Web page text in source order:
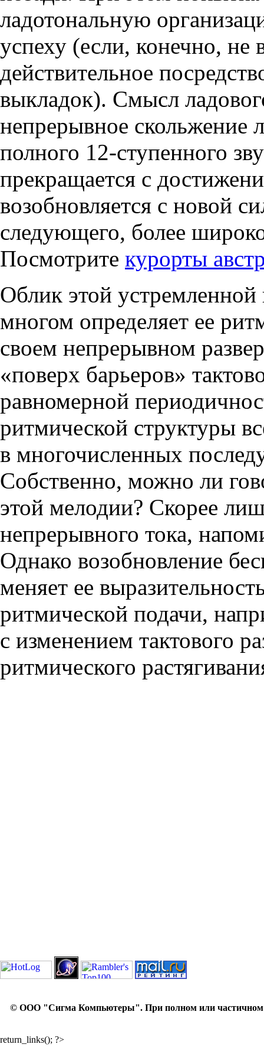
ладотональную
успеху (если, конечно, не
действительное
выкладок). Смысл
непрерывное скольжение
полного 12-ступенного
прекращается с
возобновляется с новой
следующего, более
Посмотрите курорты
Облик этой устремленной
многом определяет ее
своем непрерывном
«поверх барьеров»
равномерной
ритмической структуры
в многочисленных
Собственно, можно ли
этой мелодии? Скорее
непрерывного тока,
Однако возобновление
меняет ее
ритмической подачи,
с изменением тактового
ритмического
© ООО "Сигма Компьютеры". При полном или частичном
return_links(); ?>